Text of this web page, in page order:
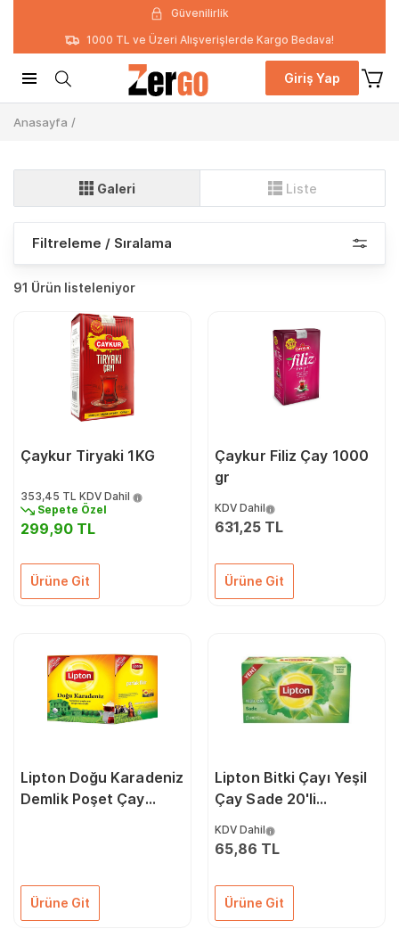
Güvenilirlik
1000 TL ve Üzeri Alışverişlerde Kargo Bedava!
Giriş Yap
Anasayfa /
Galeri Liste
Filtreleme / Sıralama
91 Ürün listeleniyor
Çaykur Tiryaki 1KG
353,45 TL KDV Dahil
Sepete Özel
299,90 TL
Ürüne Git
Çaykur Filiz Çay 1000
gr
KDV Dahil
631,25 TL
Ürüne Git
Lipton Doğu Karadeniz
Demlik Poşet Çay
Ürüne Git
Lipton Bitki Çayı Yeşil
Çay Sade 20'li
KDV Dahil
65,86 TL
Ürüne Git